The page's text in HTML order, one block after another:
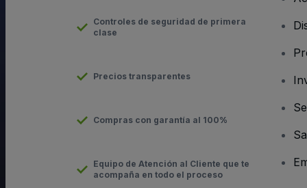
Controles de seguridad de primera
clase
Precios transparentes
Compras con garantía al 100%
Equipo de Atención al Cliente que te
acompaña en todo el proceso